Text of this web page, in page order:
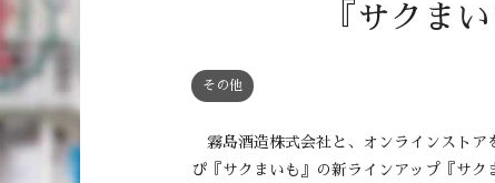
『サクま
その他
霧島酒造株式会社と、オンラインストア
ぴ『サクまいも』の新ラインアップ『サ